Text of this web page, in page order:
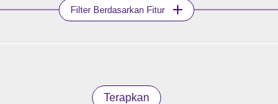
Filter Berdasarkan Fitur
Terapkan